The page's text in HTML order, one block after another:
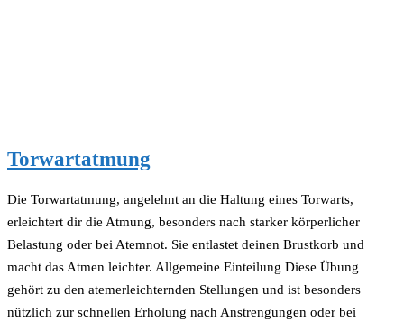
Torwartatmung
Die Torwartatmung, angelehnt an die Haltung eines Torwarts,
erleichtert dir die Atmung, besonders nach starker körperlicher
Belastung oder bei Atemnot. Sie entlastet deinen Brustkorb und
macht das Atmen leichter. Allgemeine Einteilung Diese Übung
gehört zu den atemerleichternden Stellungen und ist besonders
nützlich zur schnellen Erholung nach Anstrengungen oder bei